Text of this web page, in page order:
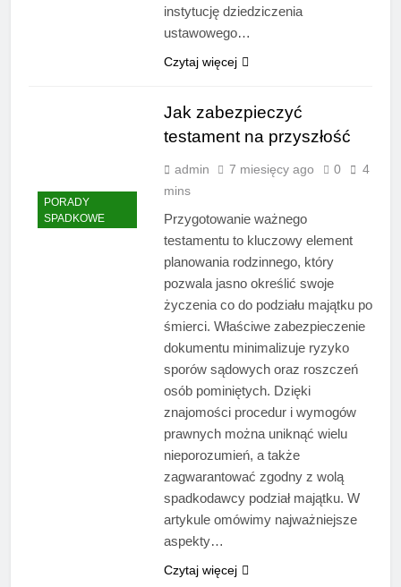
instytucję dziedziczenia
ustawowego…
Czytaj więcej
PORADY
SPADKOWE
Jak zabezpieczyć
testament na przyszłość
admin 7 miesięcy ago 0
4
mins
Przygotowanie ważnego
testamentu to kluczowy element
planowania rodzinnego, który
pozwala jasno określić swoje
życzenia co do podziału majątku po
śmierci. Właściwe zabezpieczenie
dokumentu minimalizuje ryzyko
sporów sądowych oraz roszczeń
osób pominiętych. Dzięki
znajomości procedur i wymogów
prawnych można uniknąć wielu
nieporozumień, a także
zagwarantować zgodny z wolą
spadkodawcy podział majątku. W
artykule omówimy najważniejsze
aspekty…
Czytaj więcej